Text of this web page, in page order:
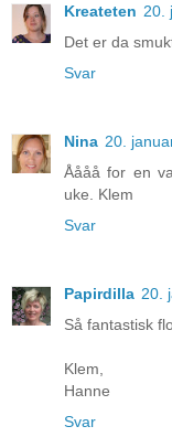
Kreateten 20.
Det er da
Svar
Nina 20.
Åååå for en
uke. Klem
Svar
Papirdilla 20.
Så fantastisk
Klem,
Hanne
Svar